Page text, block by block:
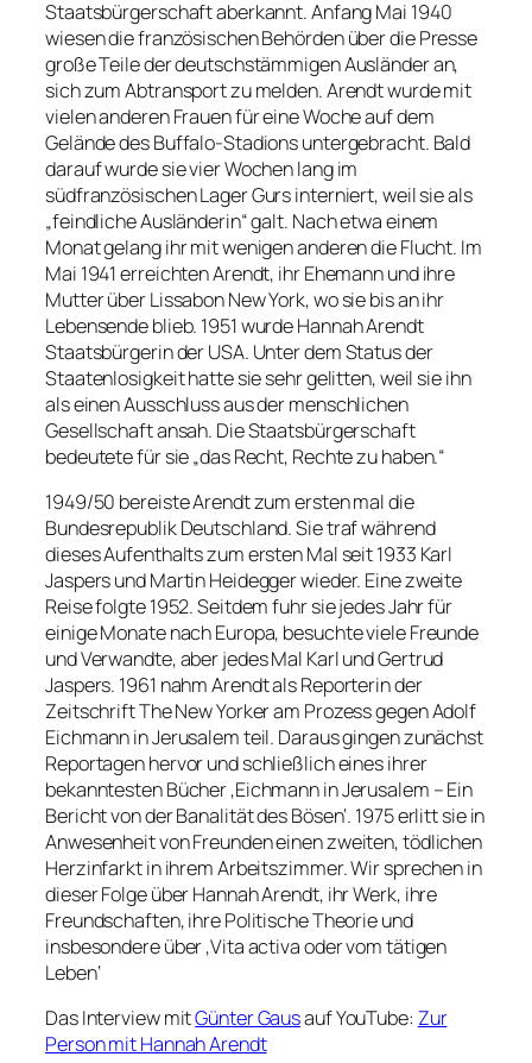
Staatsbürgerschaft aberkannt. Anfang Mai 1940
wiesen die französischen Behörden über die Presse
große Teile der deutschstämmigen Ausländer an,
sich zum Abtransport zu melden. Arendt wurde mit
vielen anderen Frauen für eine Woche auf dem
Gelände des Buffalo-Stadions untergebracht. Bald
darauf wurde sie vier Wochen lang im
südfranzösischen Lager Gurs interniert, weil sie als
„feindliche Ausländerin“ galt. Nach etwa einem
Monat gelang ihr mit wenigen anderen die Flucht. Im
Mai 1941 erreichten Arendt, ihr Ehemann und ihre
Mutter über Lissabon New York, wo sie bis an ihr
Lebensende blieb. 1951 wurde Hannah Arendt
Staatsbürgerin der USA. Unter dem Status der
Staatenlosigkeit hatte sie sehr gelitten, weil sie ihn
als einen Ausschluss aus der menschlichen
Gesellschaft ansah. Die Staatsbürgerschaft
bedeutete für sie „das Recht, Rechte zu haben.“
1949/50 bereiste Arendt zum ersten mal die
Bundesrepublik Deutschland. Sie traf während
dieses Aufenthalts zum ersten Mal seit 1933 Karl
Jaspers und Martin Heidegger wieder. Eine zweite
Reise folgte 1952. Seitdem fuhr sie jedes Jahr für
einige Monate nach Europa, besuchte viele Freunde
und Verwandte, aber jedes Mal Karl und Gertrud
Jaspers. 1961 nahm Arendt als Reporterin der
Zeitschrift The New Yorker am Prozess gegen Adolf
Eichmann in Jerusalem teil. Daraus gingen zunächst
Reportagen hervor und schließlich eines ihrer
bekanntesten Bücher ‚Eichmann in Jerusalem – Ein
Bericht von der Banalität des Bösen‘. 1975 erlitt sie in
Anwesenheit von Freunden einen zweiten, tödlichen
Herzinfarkt in ihrem Arbeitszimmer. Wir sprechen in
dieser Folge über Hannah Arendt, ihr Werk, ihre
Freundschaften, ihre Politische Theorie und
insbesondere über ‚Vita activa oder vom tätigen
Leben‘
Das Interview mitGünter Gausauf YouTube: Zur
Person mit Hannah Arendt